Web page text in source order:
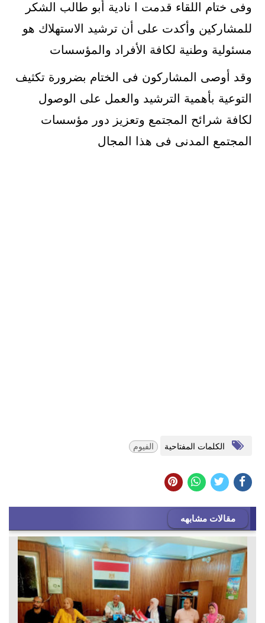
وفى ختام اللقاء قدمت ا نادية أبو طالب الشكر
للمشاركين وأكدت على أن ترشيد الاستهلاك هو
مسئولية وطنية لكافة الأفراد والمؤسسات
وقد أوصى المشاركون فى الختام بضرورة تكثيف
التوعية بأهمية الترشيد والعمل على الوصول
لكافة شرائح المجتمع وتعزيز دور مؤسسات
المجتمع المدنى فى هذا المجال
الكلمات المفتاحية الفيوم
مقالات مشابهه